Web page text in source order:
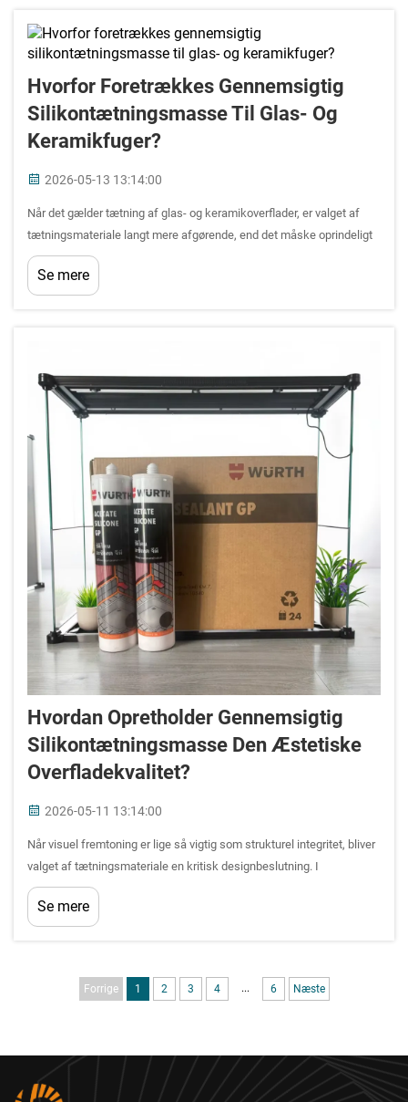
Hvorfor Foretrækkes Gennemsigtig
Silikontætningsmasse Til Glas- Og
Keramikfuger?
2026-05-13 13:14:00
Når det gælder tætning af glas- og keramikoverflader, er valget af
tætningsmateriale langt mere afgørende, end det måske oprindeligt
synes. Professionelle inden for byggeri, glasmontering,
sanitetsinstallation og indretning vælger konsekvent ...
Se mere
Hvordan Opretholder Gennemsigtig
Silikontætningsmasse Den Æstetiske
Overfladekvalitet?
2026-05-11 13:14:00
Når visuel fremtoning er lige så vigtig som strukturel integritet, bliver
valget af tætningsmateriale en kritisk designbeslutning. I
arkitektonisk glasmontering, indre afslutninger og
præcisionsfremstilling vælger professionelle konsekvent
Se mere
Forrige 1 2 3 4 ... 6 Næste